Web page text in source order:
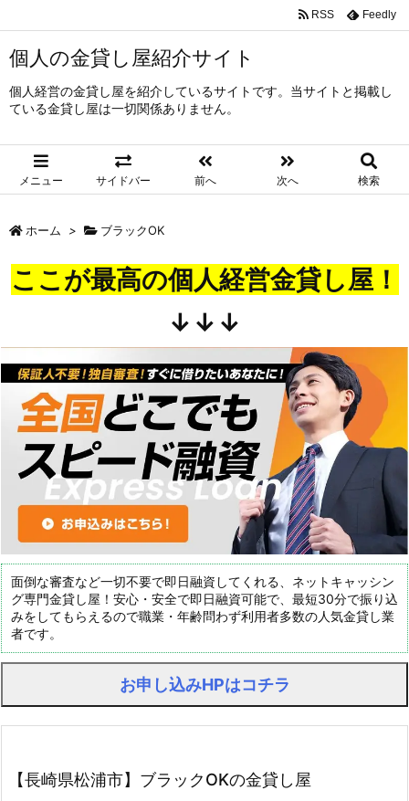
個人の金貸し屋紹介サイト
個人経営の金貸し屋を紹介しているサイトです。当サイトと掲載し
ている金貸し屋は一切関係ありません。
メニュー サイドバー 前へ 次へ 検索
RSS Feedly
ホーム > ブラックOK
ここが最高の個人経営金貸し屋！
↓↓↓
面倒な審査など一切不要で即日融資してくれる、ネットキャッシン
グ専門金貸し屋！安心・安全で即日融資可能で、最短30分で振り込
みをしてもらえるので職業・年齢問わず利用者多数の人気金貸し業
者です。
お申し込みHPはコチラ
【長崎県松浦市】ブラックOKの金貸し屋